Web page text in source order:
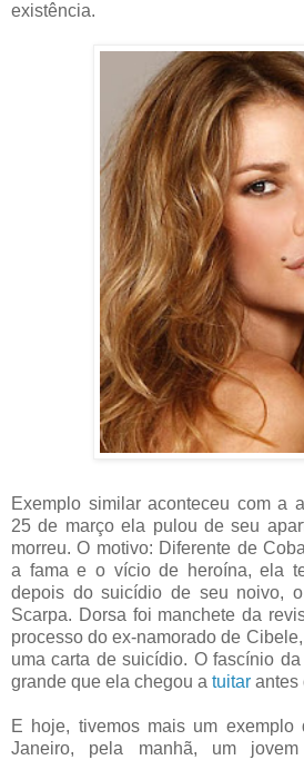
existência.
Exemplo similar aconteceu com a
25 de março ela pulou de seu
morreu. O motivo: Diferente de
a fama e o vício de heroína, ela
depois do suicídio de seu noivo,
Scarpa. Dorsa foi manchete da
processo do ex-namorado de
uma carta de suicídio. O fascínio
grande que ela chegou a tuitar antes
E hoje, tivemos mais um
Janeiro, pela manhã, um jovem